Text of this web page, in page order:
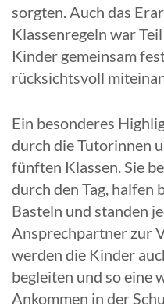
sorgten. Auch das
Klassenregeln war
Kinder gemeinsam
rücksichtsvoll
Ein besonderes
durch die Tutorinnen
fünften Klassen. Sie
durch den Tag, halfen
Basteln und standen
Ansprechpartner zur
werden die Kinder
begleiten und so eine
Ankommen in der